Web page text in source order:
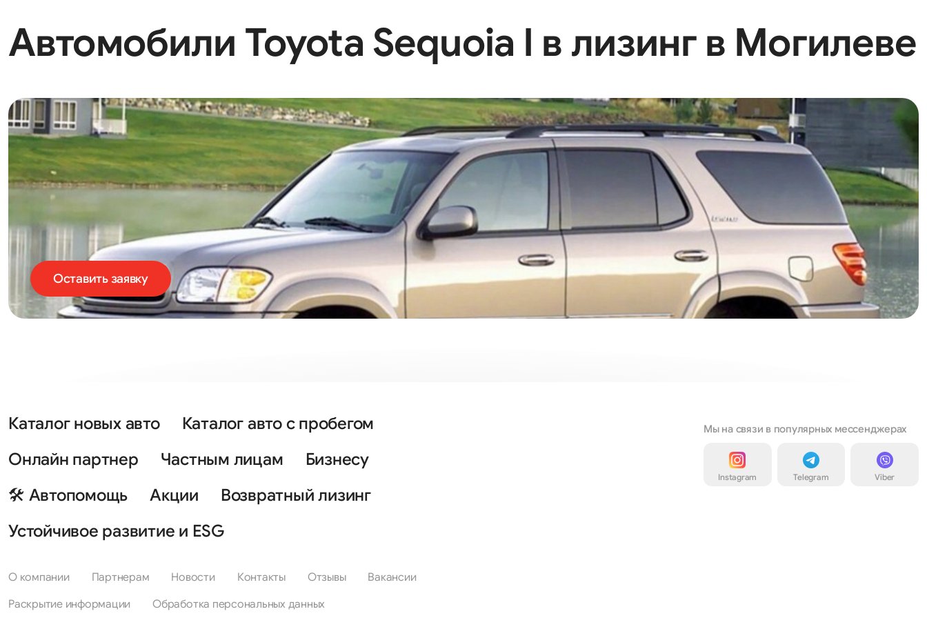
Автомобили Toyota Sequoia I в лизинг в Могилеве
Оставить заявку
Каталог новых авто
Каталог авто с пробегом
Онлайн партнер
Частным лицам
Бизнесу
🛠 Автопомощь
Акции
Возвратный лизинг
Устойчивое развитие и ESG
О компании Партнерам Новости Контакты Отзывы
Вакансии
Раскрытие информации
Обработка персональных данных
Мы на связи в популярных мессенджерах
Instagram Telegram Viber